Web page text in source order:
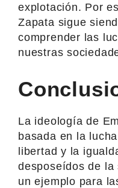
explotación. Por
Zapata sigue
comprender las
nuestras
La ideología de
basada en la
libertad y la
desposeídos de la
un ejemplo para